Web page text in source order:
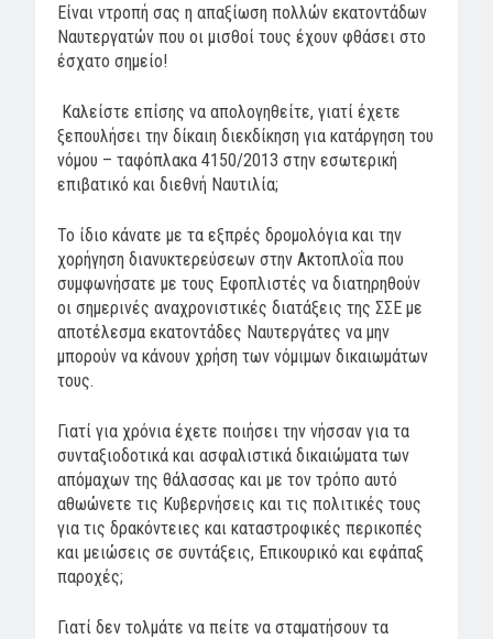
Είναι ντροπή σας η απαξίωση πολλών εκατοντάδων
Ναυτεργατών που οι μισθοί τους έχουν φθάσει στο
έσχατο σημείο!
Καλείστε επίσης να απολογηθείτε, γιατί έχετε
ξεπουλήσει την δίκαιη διεκδίκηση για κατάργηση του
νόμου – ταφόπλακα 4150/2013 στην εσωτερική
επιβατικό και διεθνή Ναυτιλία;
Το ίδιο κάνατε με τα εξπρές δρομολόγια και την
χορήγηση διανυκτερεύσεων στην Ακτοπλοΐα που
συμφωνήσατε με τους Εφοπλιστές να διατηρηθούν
οι σημερινές αναχρονιστικές διατάξεις της ΣΣΕ με
αποτέλεσμα εκατοντάδες Ναυτεργάτες να μην
μπορούν να κάνουν χρήση των νόμιμων δικαιωμάτων
τους.
Γιατί για χρόνια έχετε ποιήσει την νήσσαν για τα
συνταξιοδοτικά και ασφαλιστικά δικαιώματα των
απόμαχων της θάλασσας και με τον τρόπο αυτό
αθωώνετε τις Κυβερνήσεις και τις πολιτικές τους
για τις δρακόντειες και καταστροφικές περικοπές
και μειώσεις σε συντάξεις, Επικουρικό και εφάπαξ
παροχές;
Γιατί δεν τολμάτε να πείτε να σταματήσουν τα